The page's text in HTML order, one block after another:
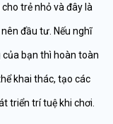
trẻ nhỏ và đây là
đầu tư. Nếu nghĩ
bạn thì hoàn toàn
khai thác, tạo các
triển trí tuệ khi chơi.